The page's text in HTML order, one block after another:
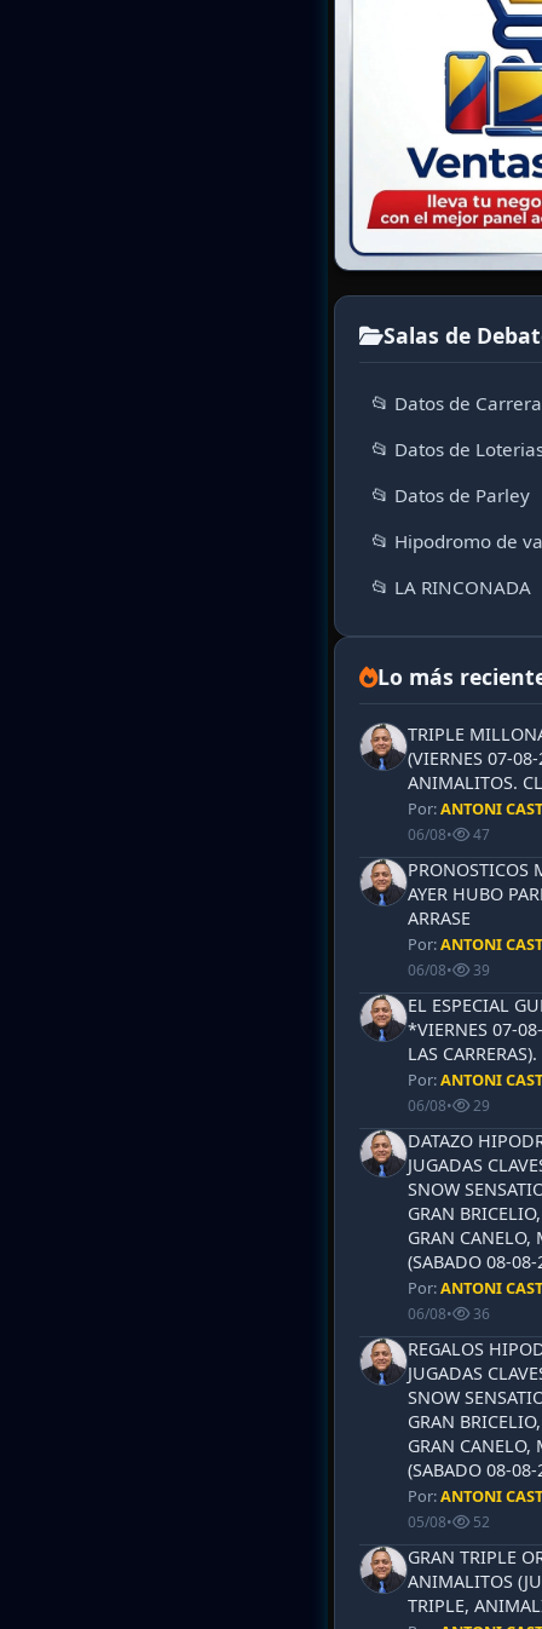
Salas de
📂 Datos de
📂 Datos de
📂 Datos de Parley
📂 Hipodromo de
📂 LA RINCONADA
Lo más
TRIPLE
(VIERNES 07-
ANIMALITOS.
Por:ANTONI
06/08• 47
PRONOSTICOS
AYER HUBO
ARRASE
Por:ANTONI
06/08• 39
EL ESPECIAL
*VIERNES 07-
LAS
Por:ANTONI
06/08• 29
DATAZO
JUGADAS
SNOW
GRAN
GRAN CANELO,
(SABADO 08-
Por:ANTONI
06/08• 36
REGALOS
JUGADAS
SNOW
GRAN
GRAN CANELO,
(SABADO 08-
Por:ANTONI
05/08• 52
GRAN TRIPLE
ANIMALITOS
TRIPLE,